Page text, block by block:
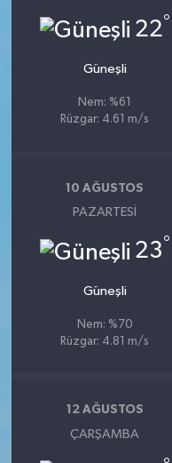
22°
Güneşli
Nem: %61
Rüzgar: 4.61 m/s
10 AĞUSTOS
PAZARTESI
23°
Güneşli
Nem: %70
Rüzgar: 4.81 m/s
12 AĞUSTOS
ÇARŞAMBA